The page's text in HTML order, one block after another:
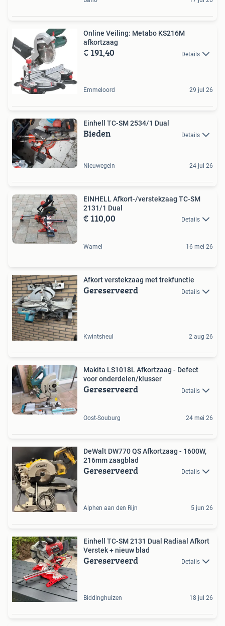
Online Veiling: Metabo KS216M
afkortzaag
€ 191,40 Details
Emmeloord 29 jul 26
Einhell TC-SM 2534/1 Dual
Bieden Details
Nieuwegein 24 jul 26
EINHELL Afkort-/verstekzaag TC-SM
2131/1 Dual
€ 110,00 Details
Wamel 16 mei 26
Afkort verstekzaag met trekfunctie
Gereserveerd Details
Kwintsheul 2 aug 26
Makita LS1018L Afkortzaag - Defect
voor onderdelen/klusser
Gereserveerd Details
Oost-Souburg 24 mei 26
DeWalt DW770 QS Afkortzaag - 1600W,
216mm zaagblad
Gereserveerd Details
Alphen aan den Rijn 5 jun 26
Einhell TC-SM 2131 Dual Radiaal Afkort
Verstek + nieuw blad
Gereserveerd Details
Biddinghuizen 18 jul 26